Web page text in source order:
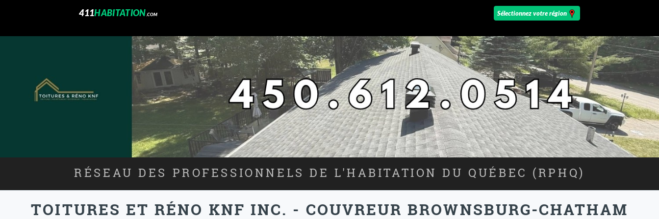
411HABITATION .COM
RÉSEAU DES PROFESSIONNELS DE L'HABITATION DU QUÉBEC (RPHQ)
TOITURES ET RÉNO KNF INC. - COUVREUR BROWNSBURG-CHATHAM